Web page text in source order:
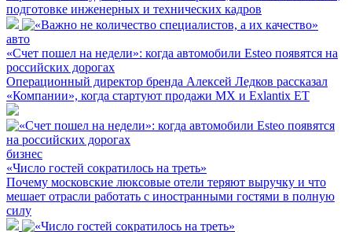
подготовке инженерных и технических кадров
авто
«Счет пошел на недели»: когда автомобили Esteo появятся на
российских дорогах
Операционный директор бренда Алексей Ледков рассказал
«Компании», когда стартуют продажи MX и Exlantix ET
бизнес
«Число гостей сократилось на треть»
Почему московские люксовые отели теряют выручку и что
мешает отрасли работать с иностранными гостями в полную
силу